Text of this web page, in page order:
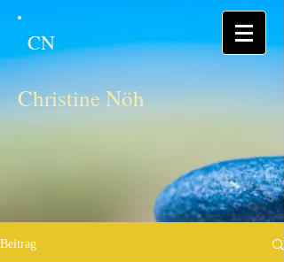
CN
Christine Nöh
Beitrag